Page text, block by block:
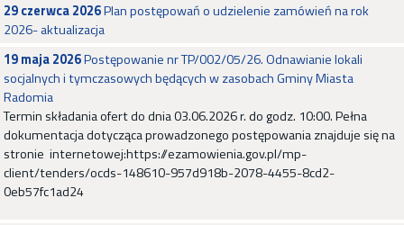
29 czerwca 2026Plan postępowań o udzielenie zamówień na rok
2026- aktualizacja
19 maja 2026Postępowanie nr TP/002/05/26. Odnawianie lokali
socjalnych i tymczasowych będących w zasobach Gminy Miasta
Radomia
Termin składania ofert do dnia 03.06.2026 r. do godz. 10:00. Pełna
dokumentacja dotycząca prowadzonego postępowania znajduje się na
stronie internetowej:https://ezamowienia.gov.pl/mp-
client/tenders/ocds-148610-957d918b-2078-4455-8cd2-
0eb57fc1ad24